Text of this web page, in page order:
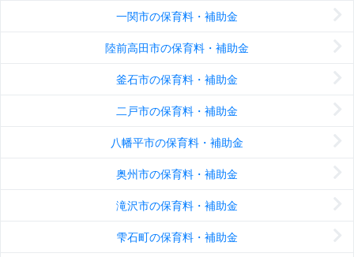
一関市の保育料・補助金
陸前高田市の保育料・補助金
釜石市の保育料・補助金
二戸市の保育料・補助金
八幡平市の保育料・補助金
奥州市の保育料・補助金
滝沢市の保育料・補助金
雫石町の保育料・補助金